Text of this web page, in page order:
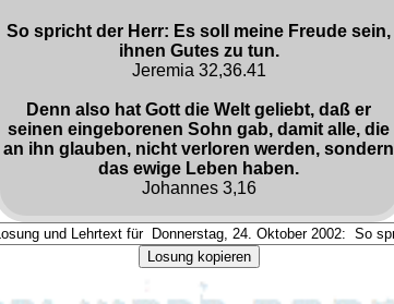
So spricht der Herr: Es soll meine Freude sein,
ihnen Gutes zu tun.
Jeremia 32,36.41
Denn also hat Gott die Welt geliebt, daß er
seinen eingeborenen Sohn gab, damit alle, die
an ihn glauben, nicht verloren werden, sondern
das ewige Leben haben.
Johannes 3,16
Losung kopieren